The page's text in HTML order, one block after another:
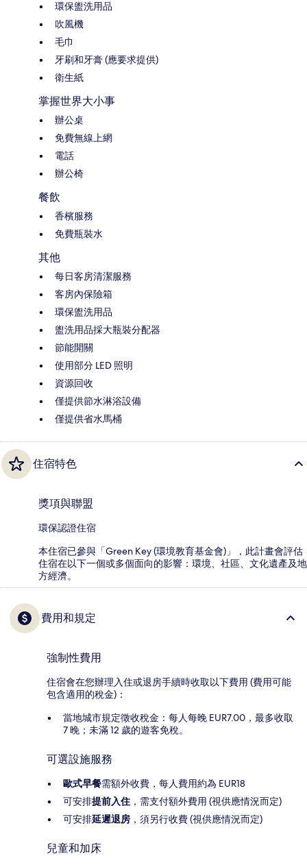
環保盥洗用品
吹風機
毛巾
牙刷和牙膏 (應要求提供)
衛生紙
掌握世界大小事
辦公桌
免費無線上網
電話
辦公椅
餐飲
香檳服務
免費瓶裝水
其他
每日客房清潔服務
客房內保險箱
環保盥洗用品
盥洗用品採大瓶裝分配器
節能開關
使用部分 LED 照明
資源回收
僅提供節水淋浴設備
僅提供省水馬桶
住宿特色
獎項與聯盟
環保認證住宿
本住宿已參與「Green Key (環境教育基金會)」，此計畫會評估
住宿在以下一個或多個面向的影響：環境、社區、文化遺產及地
方經濟。
費用和規定
強制性費用
住宿會在您辦理入住或退房手續時收取以下費用 (費用可能
包含適用的稅金)：
當地城市規定徵收稅金：每人每晚 EUR7.00，最多收取
7 晚；未滿 12 歲的遊客免稅。
可選設施服務
歐式早餐需額外收費，每人費用約為 EUR18
可安排提前入住 ，需支付額外費用 (視供應情況而定)
可安排延遲退房 ，須另行收費 (視供應情況而定)
兒童和加床